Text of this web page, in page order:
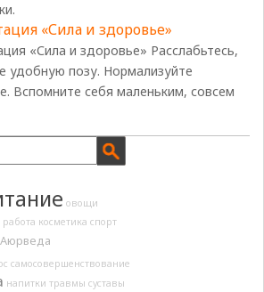
«Сила и здоровье»
«Сила и здоровье» Расслабьтесь,
удобную позу. Нормализуйте
Вспомните себя маленьким, совсем
овощи
работа косметика спорт
Аюрведа
самосовершенствование
напитки травмы суставы